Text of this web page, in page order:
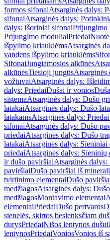
formos sifonaiAtsarginės dalys:
sifonaiAtsarginės dalys:
dalys: Išoriniai sifonaiPrijungimo
Prijungimo moduliaiPriedai
išpylimo kriauklėmsAtsarginės
vandens išpylimo kriauklėms
SifonaiJungiamosios alkūnės
alkūnėsTiesioji jungtisAtsarginės
vožtuvaiAtsarginės dalys:
dalys: PriedaiDušai ir vonios
sistemaAtsarginės dalys: Dušo
latakaiAtsarginės dalys: Dušo
latakamsAtsarginės dalys:
sifonaiAtsarginės dalys: Dušo
priedaiAtsarginės dalys: Dušo
latakaiAtsarginės dalys: Sieniniai
priedaiAtsarginės dalys: Sieninių
ir dušo paviršiaiAtsarginės
paviršiaiDušo paviršiai iš
tvirtinimo elementaiDušo
medžiagosAtsarginės dalys:
medžiagosMontavimo elementai
elementaiPriedaiDušo pertvaros
sienelės, skirtos beslenksčiam
durysPriedaiNišos lentynos dušui
lentynosPriedaiVoniosVonios iš